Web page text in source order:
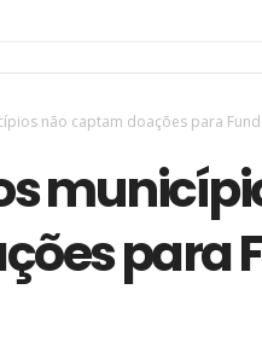
não captam doações para
para